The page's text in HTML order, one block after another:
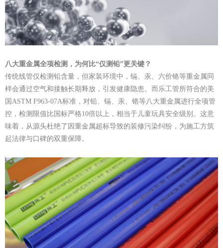
八大重金属全项检测，为何比“仅测铅”更关键？
传统线管仅检测铅含量，但家装环境中，镉、汞、六价铬等重金属同
样会通过空气和接触长期释放，引发健康隐患。而乐工管所符合的美
国ASTM F963-07A标准，对铅、镉、汞、铬等八大重金属进行全项管
控，检测限值比国标严格10倍以上，相当于儿童玩具安全级别。这意
味着，从源头杜绝了因重金属超标导致的装修污染纠纷，为施工方筑
起法律与口碑的双重保障。